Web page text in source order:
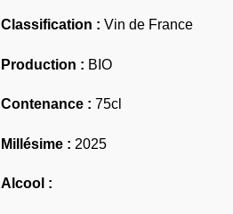
Classification : Vin de France
Production : BIO
Contenance : 75cl
Millésime : 2025
Alcool :